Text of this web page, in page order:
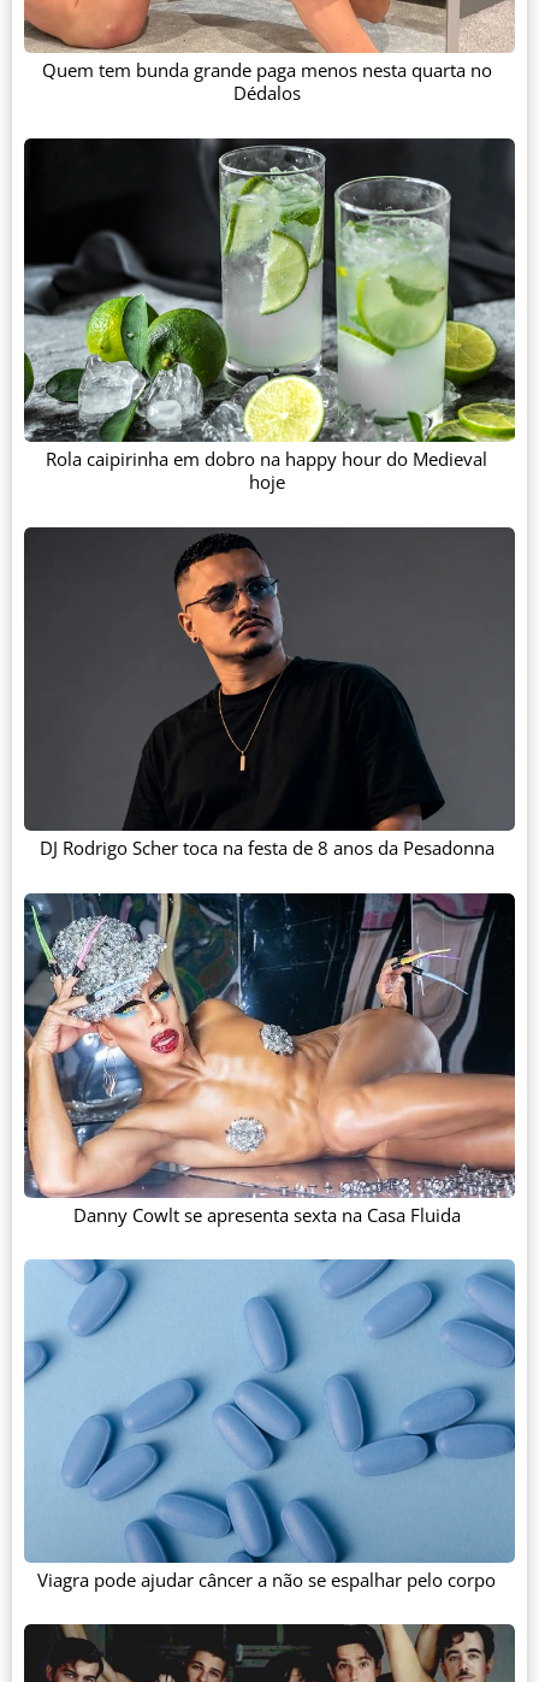
Quem tem bunda grande paga menos nesta quarta no
Dédalos
Rola caipirinha em dobro na happy hour do Medieval
hoje
DJ Rodrigo Scher toca na festa de 8 anos da Pesadonna
Danny Cowlt se apresenta sexta na Casa Fluida
Viagra pode ajudar câncer a não se espalhar pelo corpo